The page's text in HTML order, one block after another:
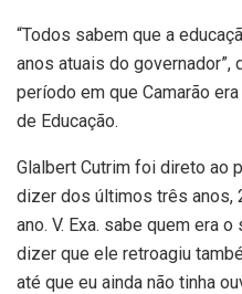
“Todos sabem que a
anos atuais do
período em que Camarão
de Educação.
Glalbert Cutrim foi direto ao
dizer dos últimos três anos,
ano. V. Exa. sabe quem era o
dizer que ele retroagiu
até que eu ainda não tinha